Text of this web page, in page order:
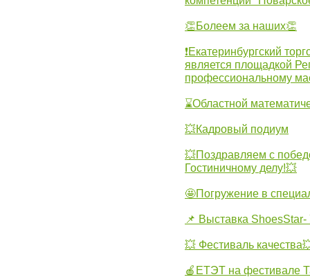
👏Болеем за наших👏
❗Екатеринбургский
является площадкой
профессиональному
⌛Областной
💥Кадровый подиум
💥Поздравляем с
Гостиничному делу!💥
🤩Погружение в
📌 Выставка ShoesStar-
💥 Фестиваль
🍎ЕТЭТ на фестивале